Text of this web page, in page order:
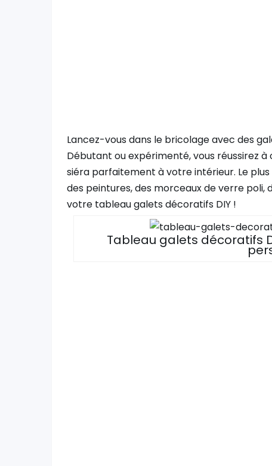
Lancez-vous dans le bricolage avec des
Débutant ou expérimenté, vous réussirez
siéra parfaitement à votre intérieur. Le
des peintures, des morceaux de verre
votre tableau galets décoratifs DIY !
Tableau galets décoratifs